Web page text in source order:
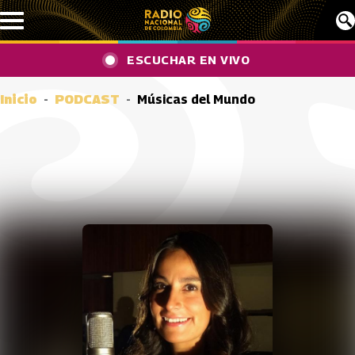
Pasar al contenido principal
ESCUCHAR EN VIVO
Inicio PODCAST Músicas del Mundo